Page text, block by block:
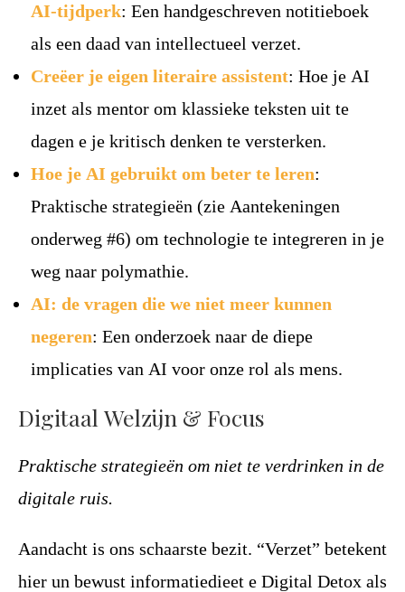
AI-tijdperk: Een handgeschreven notitieboek
als een daad van intellectueel verzet.
Creëer je eigen literaire assistent: Hoe je AI
inzet als mentor om klassieke teksten uit te
dagen e je kritisch denken te versterken.
Hoe je AI gebruikt om beter te leren:
Praktische strategieën (zie Aantekeningen
onderweg #6) om technologie te integreren in je
weg naar polymathie.
AI: de vragen die we niet meer kunnen
negeren: Een onderzoek naar de diepe
implicaties van AI voor onze rol als mens.
Digitaal Welzijn & Focus
Praktische strategieën om niet te verdrinken in de
digitale ruis.
Aandacht is ons schaarste bezit. “Verzet” betekent
hier un bewust informatiedieet e Digital Detox als